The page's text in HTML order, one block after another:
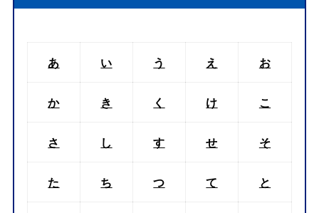
あ い う え お
か き く け こ
さ し す せ そ
た ち つ て と